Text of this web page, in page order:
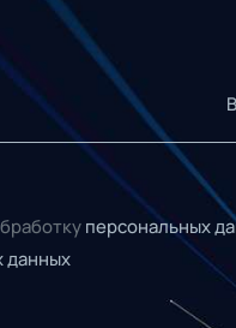
персональных
данных